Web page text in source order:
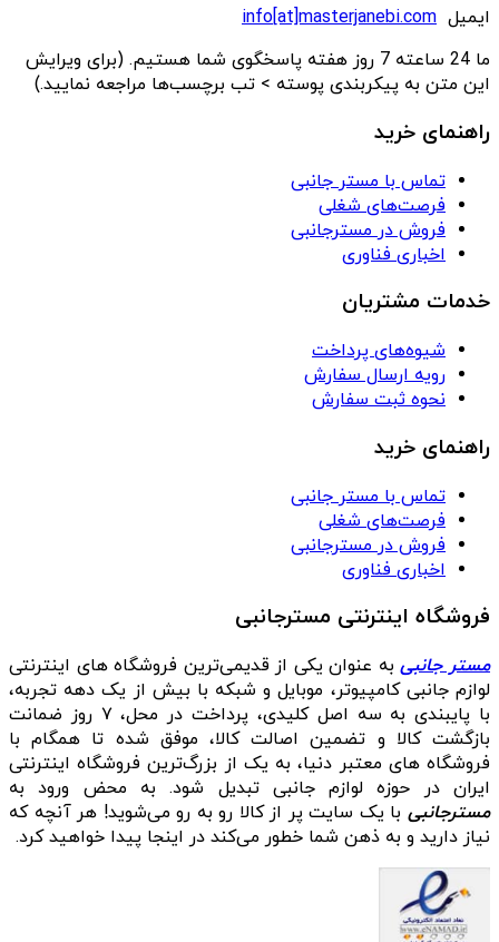
ایمیل info[at]masterjanebi.com
ما 24 ساعته 7 روز هفته پاسخگوی شما هستیم. (برای ویرایش
این متن به پیکربندی پوسته > تب برچسب‌ها مراجعه نمایید.)
راهنمای خرید
تماس با مستر جانبی
فرصت‌های شغلی
فروش در مسترجانبی
اخباری فناوری
خدمات مشتریان
شیوه‌های پرداخت
رویه ارسال سفارش
نحوه ثبت سفارش
راهنمای خرید
تماس با مستر جانبی
فرصت‌های شغلی
فروش در مسترجانبی
اخباری فناوری
فروشگاه اینترنتی مسترجانبی
مستر جانبیبه عنوان یکی از قدیمی‌ترین فروشگاه های اینترنتی
لوازم جانبی کامپیوتر، موبایل و شبکه با بیش از یک دهه تجربه،
با پایبندی به سه اصل کلیدی، پرداخت در محل، ۷ روز ضمانت
بازگشت کالا و تضمین اصالت کالا، موفق شده تا همگام با
فروشگاه‌ های معتبر دنیا، به یک از بزرگ‌ترین فروشگاه اینترنتی
ایران در حوزه لوازم جانبی تبدیل شود. به محض ورود به
مسترجانبی با یک سایت پر از کالا رو به رو می‌شوید! هر آنچه که
نیاز دارید و به ذهن شما خطور می‌کند در اینجا پیدا خواهید کرد.